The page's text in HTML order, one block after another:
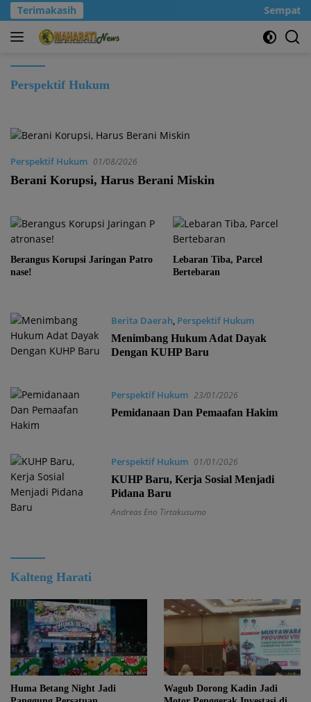
Langsung
ke
konten
Terimakasih
Perspektif Hukum
Perspektif Hukum 01/08/2026
Berani Korupsi, Harus Berani Miskin
Berangus Korupsi Jaringan Patro
nase!
Lebaran Tiba, Parcel
Bertebaran
Berita Daerah, Perspektif Hukum
04/02/2026
Menimbang Hukum Adat Dayak
Dengan KUHP Baru
Perspektif Hukum 23/01/2026
Pemidanaan Dan Pemaafan Hakim
Perspektif Hukum 01/01/2026
KUHP Baru, Kerja Sosial Menjadi
Pidana Baru
Andreas Eno Tirtakusuma
Kalteng Harati
Huma Betang Night Jadi
Wagub Dorong Kadin Jadi